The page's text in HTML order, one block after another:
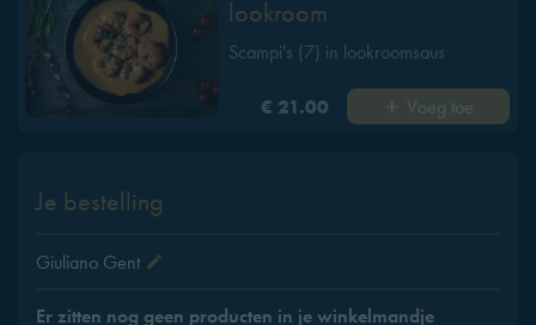
lookroom
Scampi's (7) in lookroomsaus
€ 21.00 Voeg toe
Je bestelling
Giuliano Gent
Er zitten nog geen producten in je winkelmandje